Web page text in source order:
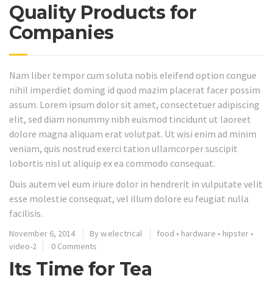
Quality Products for
Companies
Nam liber tempor cum soluta nobis eleifend option congue
nihil imperdiet doming id quod mazim placerat facer possim
assum. Lorem ipsum dolor sit amet, consectetuer adipiscing
elit, sed diam nonummy nibh euismod tincidunt ut laoreet
dolore magna aliquam erat volutpat. Ut wisi enim ad minim
veniam, quis nostrud exerci tation ullamcorper suscipit
lobortis nisl ut aliquip ex ea commodo consequat.
Duis autem vel eum iriure dolor in hendrerit in vulputate velit
esse molestie consequat, vel illum dolore eu feugiat nulla
facilisis.
November 6, 2014 By w.electrical food • hardware • hipster •
video-2
0 Comments
Its Time for Tea